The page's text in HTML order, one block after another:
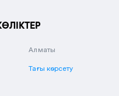
Алматы
Тағы көрсету